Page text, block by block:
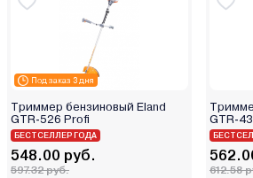
Под заказ 3 дня
Триммер бензиновый Eland
GTR-526 Profi
БЕСТСЕЛЛЕР ГОДА
548.00 руб.
597.32 руб.
GTR-
612.58